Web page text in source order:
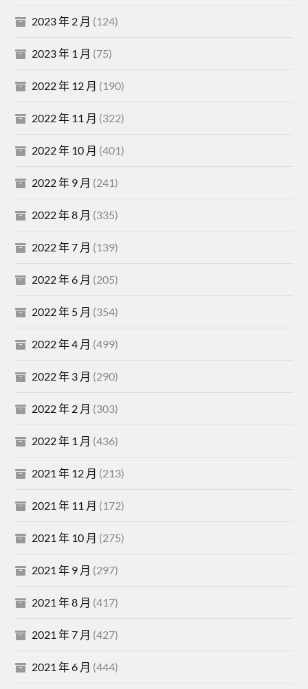
2023 年 2 月 (124)
2023 年 1 月 (75)
2022 年 12 月 (190)
2022 年 11 月 (322)
2022 年 10 月 (401)
2022 年 9 月 (241)
2022 年 8 月 (335)
2022 年 7 月 (139)
2022 年 6 月 (205)
2022 年 5 月 (354)
2022 年 4 月 (499)
2022 年 3 月 (290)
2022 年 2 月 (303)
2022 年 1 月 (436)
2021 年 12 月 (213)
2021 年 11 月 (172)
2021 年 10 月 (275)
2021 年 9 月 (297)
2021 年 8 月 (417)
2021 年 7 月 (427)
2021 年 6 月 (444)